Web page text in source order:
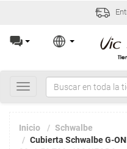
Toggle
navigation
Inicio
Schwalbe
Cubierta Schwalbe G-